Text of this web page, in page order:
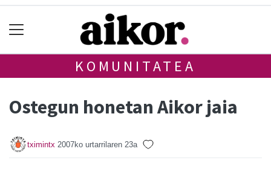
KOMUNITATEA
Ostegun honetan Aikor jaia
tximintx 2007ko urtarrilaren 23a